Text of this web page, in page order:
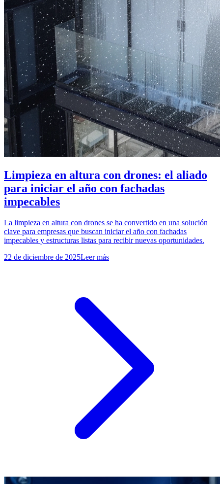
Limpieza en altura con drones: el aliado
para iniciar el año con fachadas
impecables
La limpieza en altura con drones se ha convertido en una solución
clave para empresas que buscan iniciar el año con fachadas
impecables y estructuras listas para recibir nuevas oportunidades.
22 de diciembre de 2025Leer más